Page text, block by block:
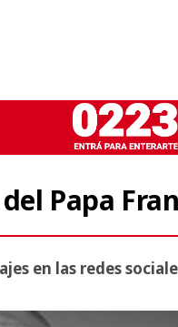
Papa
en las redes